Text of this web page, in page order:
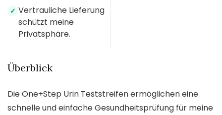
✓ Vertrauliche Lieferung
schützt meine
Privatsphäre.
Überblick
Die One+Step Urin Teststreifen ermöglichen eine
schnelle und einfache Gesundheitsprüfung für meine